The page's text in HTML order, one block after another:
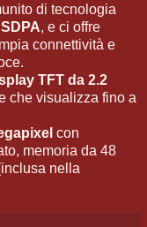
di tecnologia
, e ci offre
connettività e
TFT da 2.2
che visualizza fino a
con
memoria da 48
nella